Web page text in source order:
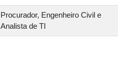
Procurador, Engenheiro Civil e
Analista de TI